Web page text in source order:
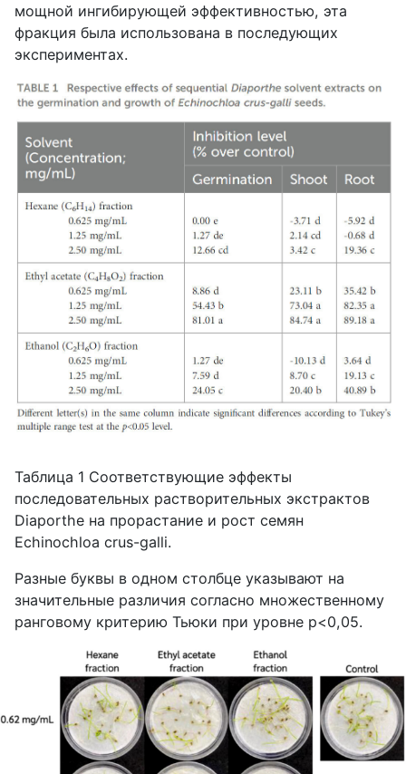
мощной ингибирующей эффективностью, эта
фракция была использована в последующих
экспериментах.
Таблица 1 Соответствующие эффекты
последовательных растворительных экстрактов
Diaporthe на прорастание и рост семян
Echinochloa crus-galli.
Разные буквы в одном столбце указывают на
значительные различия согласно множественному
ранговому критерию Тьюки при уровне p<0,05.